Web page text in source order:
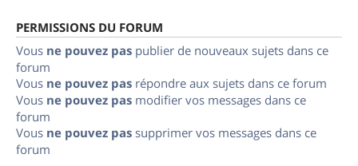
PERMISSIONS DU FORUM
Vous ne pouvez pas publier de nouveaux sujets dans ce
forum
Vous ne pouvez pas répondre aux sujets dans ce forum
Vous ne pouvez pas modifier vos messages dans ce
forum
Vous ne pouvez pas supprimer vos messages dans ce
forum